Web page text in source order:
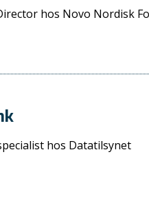
hos Novo Nordisk
hos Datatilsynet